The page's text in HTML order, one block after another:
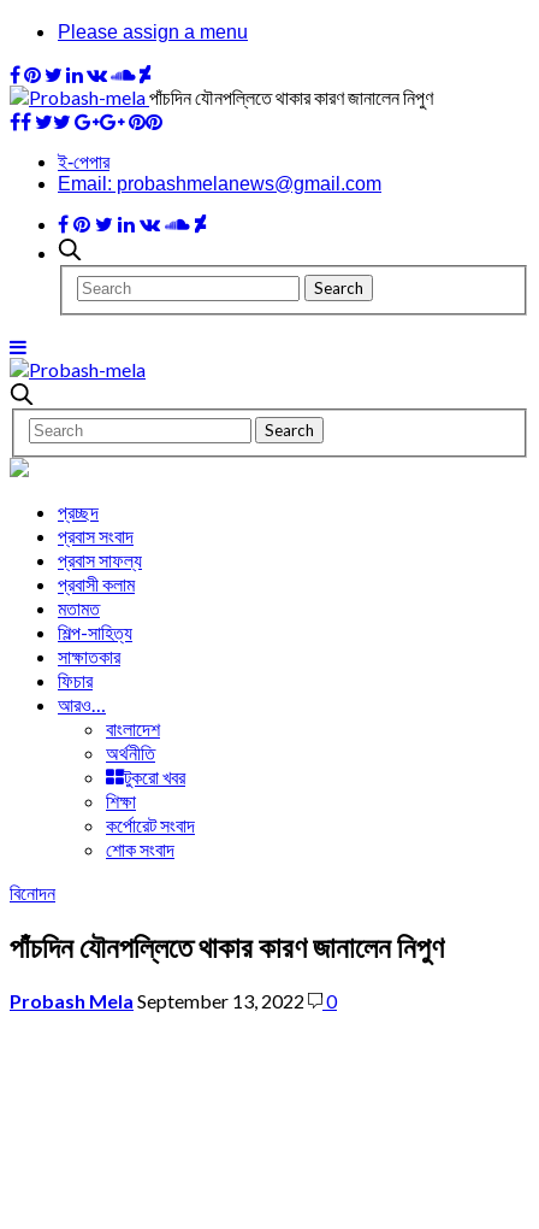
Please assign a menu
পাঁচদিন যৌনপল্লিতে থাকার কারণ জানালেন নিপুণ
ই-পেপার
Email: probashmelanews@gmail.com
প্রচ্ছদ
প্রবাস সংবাদ
প্রবাস সাফল্য
প্রবাসী কলাম
মতামত
শিল্প-সাহিত্য
সাক্ষাতকার
ফিচার
আরও…
বাংলাদেশ
অর্থনীতি
টুকরো খবর
শিক্ষা
কর্পোরেট সংবাদ
শোক সংবাদ
বিনোদন
পাঁচদিন যৌনপল্লিতে থাকার কারণ জানালেন নিপুণ
Probash Mela September 13, 2022 0